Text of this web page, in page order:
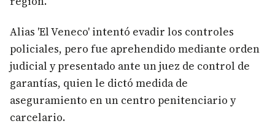
Alias 'El Veneco' intentó evadir los controles
policiales, pero fue aprehendido mediante orden
judicial y presentado ante un juez de control de
garantías, quien le dictó medida de
aseguramiento en un centro penitenciario y
carcelario.